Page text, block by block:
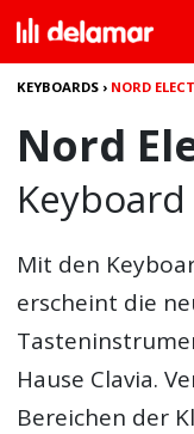
KEYBOARDS › NORD
Nord
Mit den
erscheint die
Hause Clavia.
Bereichen der